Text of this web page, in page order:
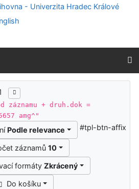
přístupnosti
záznamu + druh.dok =
amg^"
Podle relevance
záznamů 10
formáty Zkrácený
Do košíku
#tpl-btn-affix